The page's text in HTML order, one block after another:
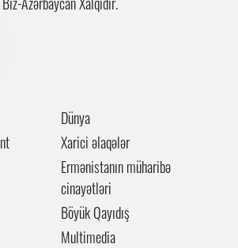
Dünya
Xarici əlaqələr
Ermənistanın müharibə
cinayətləri
Böyük Qayıdış
Multimedia